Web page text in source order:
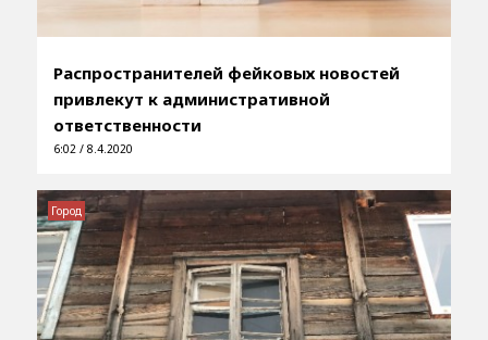
Распространителей фейковых новостей
привлекут к административной
ответственности
6:02 / 8.4.2020
Город